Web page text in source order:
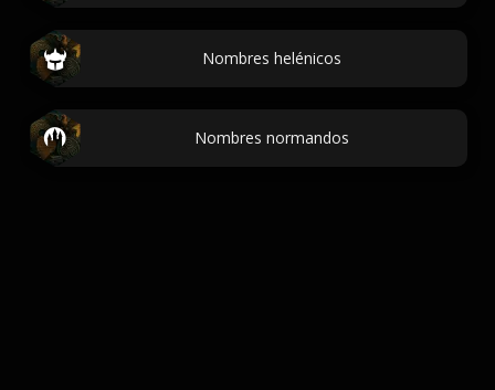
Nombres helénicos
Nombres normandos